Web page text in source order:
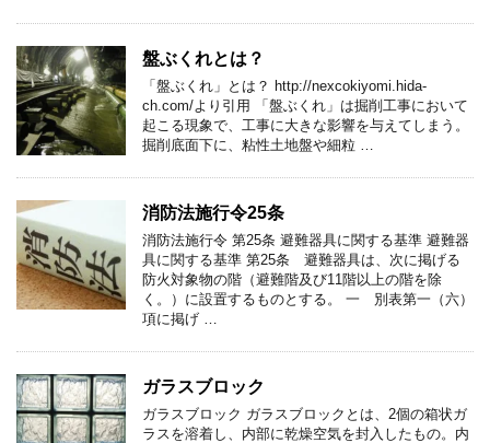
盤ぶくれとは？
「盤ぶくれ」とは？ http://nexcokiyomi.hida-
ch.com/より引用 「盤ぶくれ」は掘削工事において
起こる現象で、工事に大きな影響を与えてしまう。
掘削底面下に、粘性土地盤や細粒 …
消防法施行令25条
消防法施行令 第25条 避難器具に関する基準 避難器
具に関する基準 第25条 避難器具は、次に掲げる
防火対象物の階（避難階及び11階以上の階を除
く。）に設置するものとする。 一 別表第一（六）
項に掲げ …
ガラスブロック
ガラスブロック ガラスブロックとは、2個の箱状ガ
ラスを溶着し、内部に乾燥空気を封入したもの。内